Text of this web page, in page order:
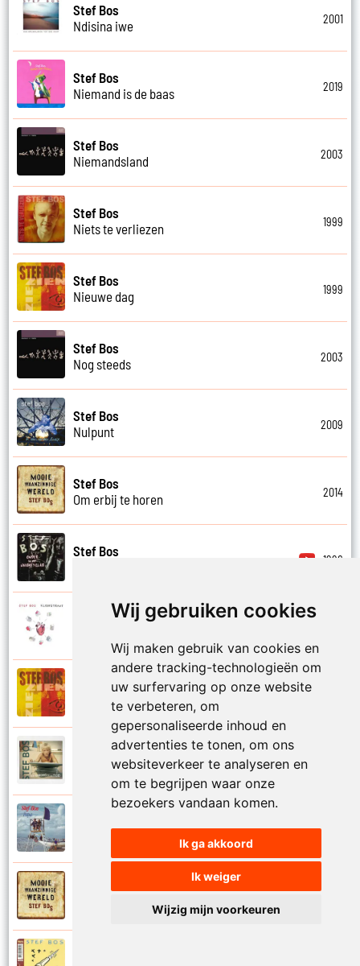
Wij gebruiken cookies
Wij maken gebruik van cookies en
andere tracking-technologieën om
uw surfervaring op onze website
te verbeteren, om
gepersonaliseerde inhoud en
advertenties te tonen, om ons
websiteverkeer te analyseren en
om te begrijpen waar onze
bezoekers vandaan komen.
Ik ga akkoord
Ik weiger
Wijzig mijn voorkeuren
Stef Bos
Ndisina iwe
2001
Stef Bos
Niemand is de baas
2019
Stef Bos
Niemandsland
2003
Stef Bos
Niets te verliezen
1999
Stef Bos
Nieuwe dag
1999
Stef Bos
Nog steeds
2003
Stef Bos
Nulpunt
2009
Stef Bos
Om erbij te horen
2014
Stef Bos
1996
Stef Bos
Stef Bos
Ooit op een dag
Stef Bos
Open mij
Stef Bos